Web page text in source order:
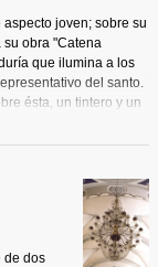
joven; sobre su
obra "Catena
que ilumina a los
del santo.
ésta, un tintero y un
Santo que en forma
y a sus pies mitra y
a la que renunció y
y la paloma, de la
y cortinajes.
de dos